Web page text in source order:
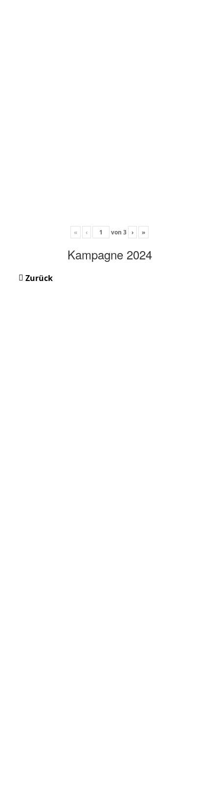
« ‹ von 3 › »
Kampagne 2024
Zurück